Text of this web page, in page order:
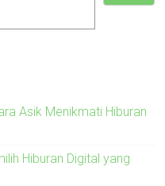
Asik Menikmati Hiburan
Hiburan Digital yang